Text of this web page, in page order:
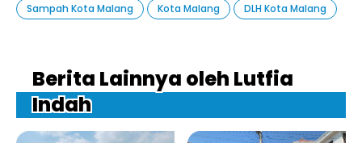
Sampah Kota Malang
Kota Malang DLH Kota Malang
Berita Lainnya oleh Lutfia
Indah